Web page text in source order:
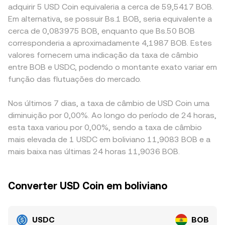
adquirir 5 USD Coin equivaleria a cerca de 59,5417 BOB.
Em alternativa, se possuir Bs.1 BOB, seria equivalente a
cerca de 0,083975 BOB, enquanto que Bs.50 BOB
corresponderia a aproximadamente 4,1987 BOB. Estes
valores fornecem uma indicação da taxa de câmbio
entre BOB e USDC, podendo o montante exato variar em
função das flutuações do mercado.
Nos últimos 7 dias, a taxa de câmbio de USD Coin uma
diminuição por 0,00%. Ao longo do período de 24 horas,
esta taxa variou por 0,00%, sendo a taxa de câmbio
mais elevada de 1 USDC em boliviano 11,9083 BOB e a
mais baixa nas últimas 24 horas 11,9036 BOB.
Converter USD Coin em boliviano
USDC BOB